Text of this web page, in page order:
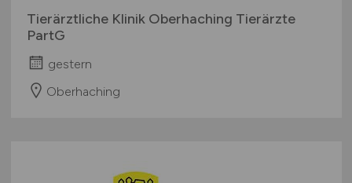
Tierärztliche Klinik Oberhaching Tierärzte
PartG
gestern
Oberhaching